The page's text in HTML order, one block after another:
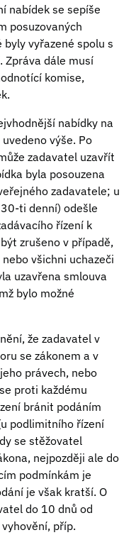
nabídek se sepíše
posuzovaných
vyřazené spolu s
Zpráva dále musí
komise,
nabídky na
výše. Po
zadavatel uzavřít
byla posouzena
zadavatele; u
ti denní) odešle
řízení k
zrušeno v případě,
všichni uchazeči
uzavřena smlouva
bylo možné
že zadavatel v
se zákonem a v
právech, nebo
proti každému
bránit podáním
podlimitního řízení
se stěžovatel
nejpozději ale do
podmínkám je
je však kratší. O
do 10 dnů od
příp.